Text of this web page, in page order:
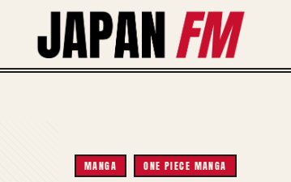
contenu
MANGA ONE PIECE MANGA